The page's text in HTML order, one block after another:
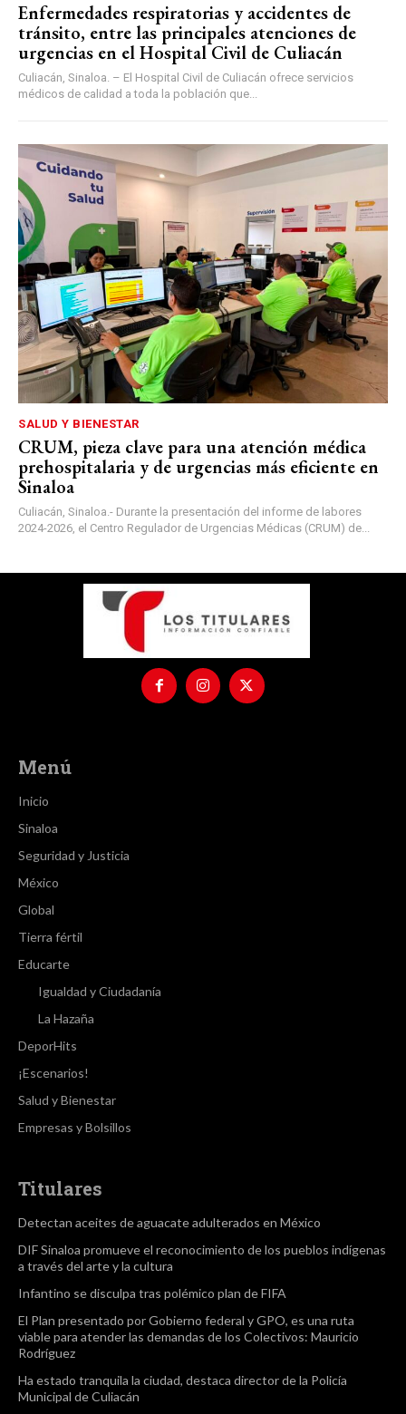
Enfermedades respiratorias y accidentes de
tránsito, entre las principales atenciones de
urgencias en el Hospital Civil de Culiacán
Culiacán, Sinaloa. – El Hospital Civil de Culiacán ofrece servicios
médicos de calidad a toda la población que...
SALUD Y BIENESTAR
CRUM, pieza clave para una atención médica
prehospitalaria y de urgencias más eficiente en
Sinaloa
Culiacán, Sinaloa.- Durante la presentación del informe de labores
2024-2026, el Centro Regulador de Urgencias Médicas (CRUM) de...
Menú
Inicio
Sinaloa
Seguridad y Justicia
México
Global
Tierra fértil
Educarte
Igualdad y Ciudadanía
La Hazaña
DeporHits
¡Escenarios!
Salud y Bienestar
Empresas y Bolsillos
Titulares
Detectan aceites de aguacate adulterados en México
DIF Sinaloa promueve el reconocimiento de los pueblos indígenas
a través del arte y la cultura
Infantino se disculpa tras polémico plan de FIFA
El Plan presentado por Gobierno federal y GPO, es una ruta
viable para atender las demandas de los Colectivos: Mauricio
Rodríguez
Ha estado tranquila la ciudad, destaca director de la Policía
Municipal de Culiacán